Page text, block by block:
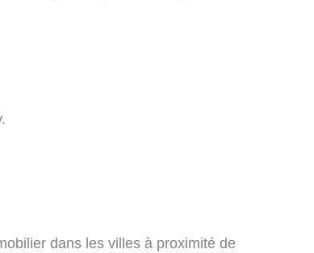
dans les villes à proximité de